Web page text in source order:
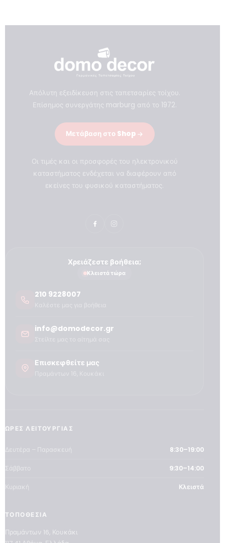
Απόλυτη εξειδίκευση στις ταπετσαρίες τοίχου.
Επίσημος συνεργάτης marburg από το 1972.
Μετάβαση στο Shop
Οι τιμές και οι προσφορές του ηλεκτρονικού
καταστήματος ενδέχεται να διαφέρουν από
εκείνες του φυσικού καταστήματος.
Χρειάζεστε βοήθεια;
Κλειστά τώρα
210 9228007
Καλέστε μας για βοήθεια
info@domodecor.gr
Στείλτε μας το αίτημά σας
Επισκεφθείτε μας
Πραμάντων 16, Κουκάκι
ΏΡΕΣ ΛΕΙΤΟΥΡΓΊΑΣ
Δευτέρα – Παρασκευή 8:30–19:00
Σάββατο 9:30–14:00
Κυριακή Κλειστά
ΤΟΠΟΘΕΣΊΑ
Πραμάντων 16, Κουκάκι